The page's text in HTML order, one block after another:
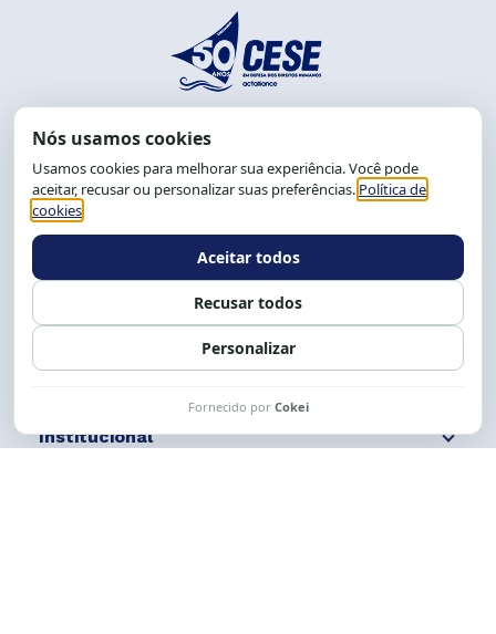
End.: R. da Graça, 150. Graça
CEP: 40.150-055
Salvador-BA, Brasil.
Tel.: (71) 2104-5457, Cel.: (71) 9 9239-2104 ou 2105
Expediente: 8h às 12h e 13 às 17h.
Siga nossas redes Fale conosco
Institucional